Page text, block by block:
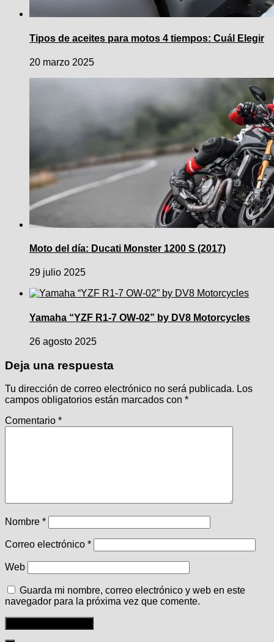
Tipos de aceites para motos 4 tiempos: Cuál Elegir
20 marzo 2025
Moto del día: Ducati Monster 1200 S (2017)
29 julio 2025
Yamaha “YZF R1-7 OW-02” by DV8 Motorcycles
26 agosto 2025
Deja una respuesta
Tu dirección de correo electrónico no será publicada. Los
campos obligatorios están marcados con *
Comentario *
Nombre *
Correo electrónico *
Web
Guarda mi nombre, correo electrónico y web en este
navegador para la próxima vez que comente.